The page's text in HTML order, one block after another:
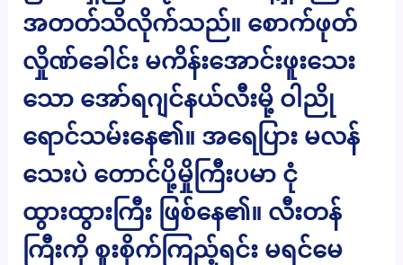
အတတ်သိလိုက်သည်။ စောက်ဖုတ်
လှိုဏ်ခေါင်း မကိန်းအောင်းဖူးသေး
သော အော်ရဂျင်နယ်လီးမို့ ဝါညို
ရောင်သမ်းနေ၏။ အရေပြား မလန်
သေးပဲ တောင်ပို့မှိုကြီးပမာ ငုံ
ထွားထွားကြီး ဖြစ်နေ၏။ လီးတန်
ကြီးကို စူးစိုက်ကြည့်ရင်း မရင်မေ